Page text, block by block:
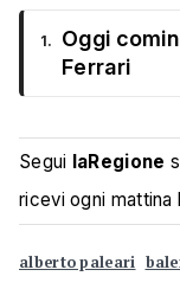
1.
Oggi
Ferrari
Segui laRegione
ricevi ogni mattina
alberto paleari